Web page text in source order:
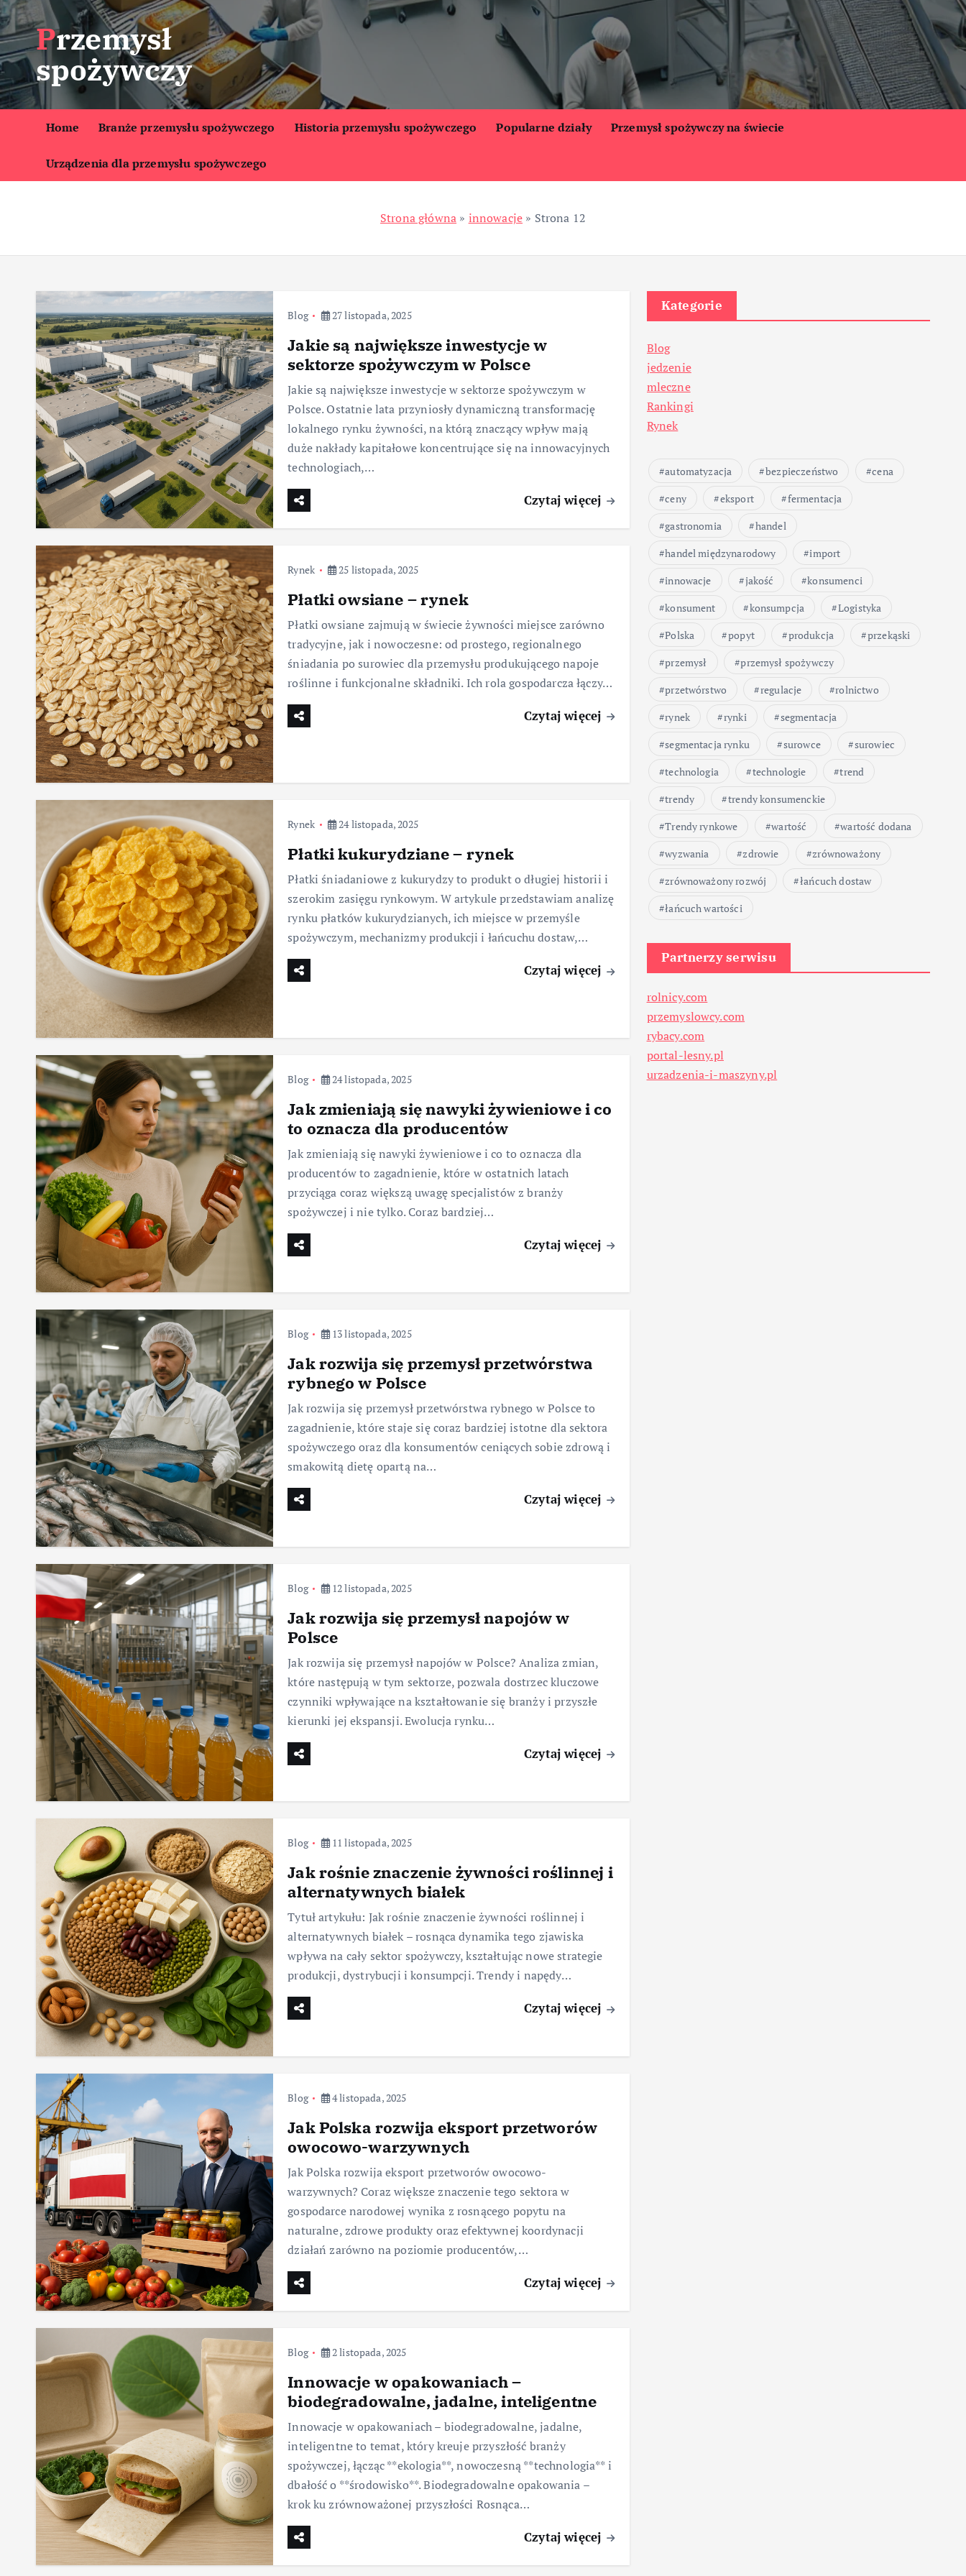
S
k
i
p
t
o
t
Przemysł
spożywczy
Home Branże przemysłu spożywczego Historia przemysłu spożywczego Popularne działy Przemysł spożywczy na świecie
Urządzenia dla przemysłu spożywczego
Strona główna » innowacje » Strona 12
Blog 27 listopada, 2025
Jakie są największe inwestycje w
sektorze spożywczym w Polsce
Jakie są największe inwestycje w sektorze spożywczym w
Polsce. Ostatnie lata przyniosły dynamiczną transformację
lokalnego rynku żywności, na którą znaczący wpływ mają
duże nakłady kapitałowe koncentrujące się na innowacyjnych
technologiach,…
Czytaj więcej
Rynek 25 listopada, 2025
Płatki owsiane – rynek
Płatki owsiane zajmują w świecie żywności miejsce zarówno
tradycyjne, jak i nowoczesne: od prostego, regionalnego
śniadania po surowiec dla przemysłu produkującego napoje
roślinne i funkcjonalne składniki. Ich rola gospodarcza łączy…
Czytaj więcej
Rynek 24 listopada, 2025
Płatki kukurydziane – rynek
Płatki śniadaniowe z kukurydzy to produkt o długiej historii i
szerokim zasięgu rynkowym. W artykule przedstawiam analizę
rynku płatków kukurydzianych, ich miejsce w przemyśle
spożywczym, mechanizmy produkcji i łańcuchu dostaw,…
Czytaj więcej
Blog 24 listopada, 2025
Jak zmieniają się nawyki żywieniowe i co
to oznacza dla producentów
Jak zmieniają się nawyki żywieniowe i co to oznacza dla
producentów to zagadnienie, które w ostatnich latach
przyciąga coraz większą uwagę specjalistów z branży
spożywczej i nie tylko. Coraz bardziej…
Czytaj więcej
Blog 13 listopada, 2025
Jak rozwija się przemysł przetwórstwa
rybnego w Polsce
Jak rozwija się przemysł przetwórstwa rybnego w Polsce to
zagadnienie, które staje się coraz bardziej istotne dla sektora
spożywczego oraz dla konsumentów ceniących sobie zdrową i
smakowitą dietę opartą na…
Czytaj więcej
Blog 12 listopada, 2025
Jak rozwija się przemysł napojów w
Polsce
Jak rozwija się przemysł napojów w Polsce? Analiza zmian,
które następują w tym sektorze, pozwala dostrzec kluczowe
czynniki wpływające na kształtowanie się branży i przyszłe
kierunki jej ekspansji. Ewolucja rynku…
Czytaj więcej
Blog 11 listopada, 2025
Jak rośnie znaczenie żywności roślinnej i
alternatywnych białek
Tytuł artykułu: Jak rośnie znaczenie żywności roślinnej i
alternatywnych białek – rosnąca dynamika tego zjawiska
wpływa na cały sektor spożywczy, kształtując nowe strategie
produkcji, dystrybucji i konsumpcji. Trendy i napędy…
Czytaj więcej
Blog 4 listopada, 2025
Jak Polska rozwija eksport przetworów
owocowo-warzywnych
Jak Polska rozwija eksport przetworów owocowo-
warzywnych? Coraz większe znaczenie tego sektora w
gospodarce narodowej wynika z rosnącego popytu na
naturalne, zdrowe produkty oraz efektywnej koordynacji
działań zarówno na poziomie producentów,…
Czytaj więcej
Blog 2 listopada, 2025
Innowacje w opakowaniach –
biodegradowalne, jadalne, inteligentne
Innowacje w opakowaniach – biodegradowalne, jadalne,
inteligentne to temat, który kreuje przyszłość branży
spożywczej, łącząc **ekologia**, nowoczesną **technologia** i
dbałość o **środowisko**. Biodegradowalne opakowania –
krok ku zrównoważonej przyszłości Rosnąca…
Czytaj więcej
Kategorie
Blog
jedzenie
mleczne
Rankingi
Rynek
automatyzacja bezpieczeństwo
cena
ceny
eksport
fermentacja
gastronomia
handel
handel międzynarodowy
import
innowacje
jakość
konsumenci
konsument
konsumpcja
Logistyka
Polska
popyt produkcja
przekąski
przemysł
przemysł spożywczy
przetwórstwo
regulacje
rolnictwo
rynek
rynki
segmentacja
segmentacja rynku
surowce
surowiec
technologia
technologie
trend
trendy
trendy konsumenckie
Trendy rynkowe
wartość
wartość dodana
wyzwania
zdrowie
zrównoważony
zrównoważony rozwój
łańcuch dostaw
łańcuch wartości
Partnerzy serwisu
rolnicy.com
przemyslowcy.com
rybacy.com
portal-lesny.pl
urzadzenia-i-maszyny.pl